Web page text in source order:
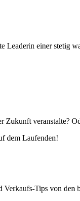
Leaderin einer stetig
Zukunft veranstalte?
dem Laufenden!
Tips von den